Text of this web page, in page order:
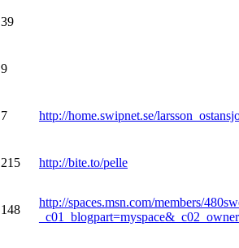
39
9
7 http://home.swipnet.se/
215 http://bite.to/pelle
148
http://spaces.msn.com/members/